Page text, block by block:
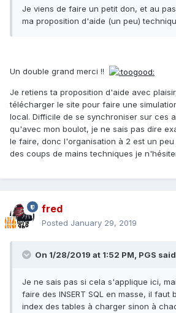
Je viens de faire un petit don, et au
ma proposition d'aide (un peu)
Un double grand merci !!
Je retiens ta proposition d'aide avec
télécharger le site pour faire une
local. Difficile de se synchroniser sur ces
qu'avec mon boulot, je ne sais pas dire
le faire, donc l'organisation à 2 est un peu
des coups de mains techniques je
fred
Posted January 29, 2019
On 1/28/2019 at 1:52 PM, PGS
Je ne sais pas si cela s'applique ici,
faire des INSERT SQL en masse, il faut
index des tables à charger sinon à